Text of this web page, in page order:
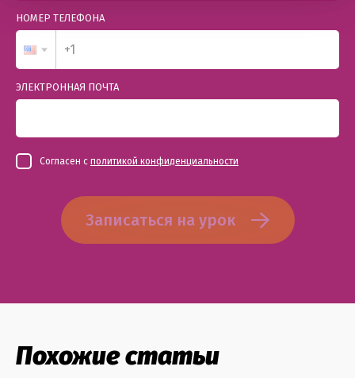
НОМЕР ТЕЛЕФОНА
ЭЛЕКТРОННАЯ ПОЧТА
Согласен с политикой конфиденциальности
Записаться на урок
Похожие статьи